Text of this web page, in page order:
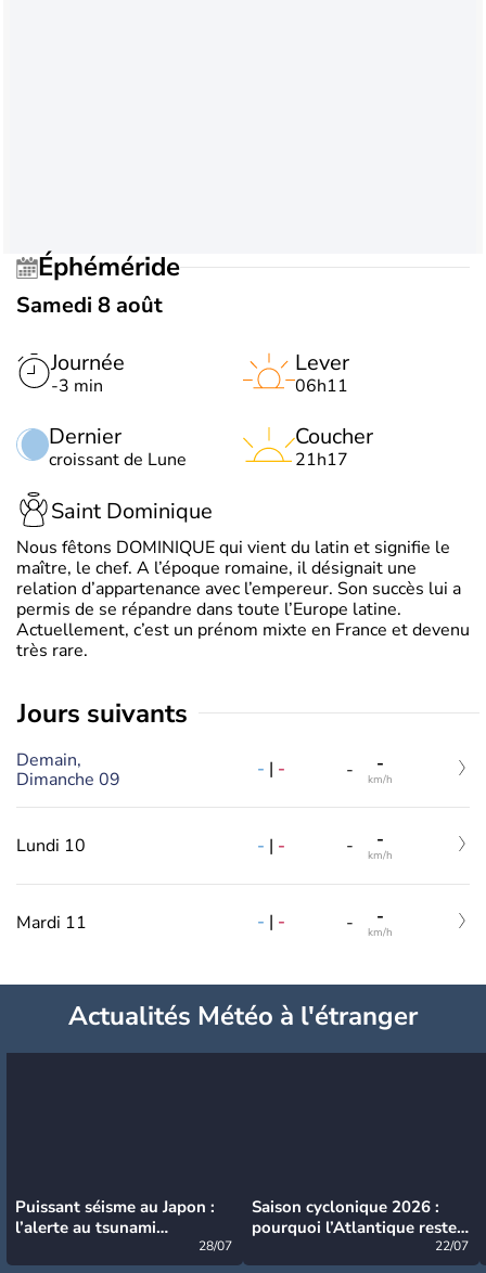
Éphéméride
Samedi 8 août
Journée
-3 min
Dernier
croissant de Lune
Lever
06h11
Coucher
21h17
Saint Dominique
Nous fêtons DOMINIQUE qui vient du latin et signifie le
maître, le chef. A l’époque romaine, il désignait une
relation d’appartenance avec l’empereur. Son succès lui a
permis de se répandre dans toute l’Europe latine.
Actuellement, c’est un prénom mixte en France et devenu
très rare.
jours suivants
Demain,
Dimanche 09
- | - - -
km/h
Lundi 10 - | - - -
km/h
Mardi 11 - | - - -
km/h
Actualités Météo à l'étranger
Puissant séisme au Japon :
l’alerte au tsunami
28/07
Saison cyclonique 2026 :
pourquoi l’Atlantique reste
22/07